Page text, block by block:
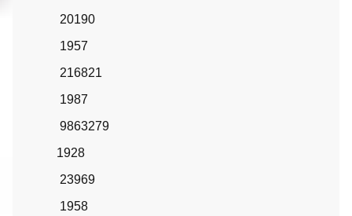
20190
1957
216821
1987
9863279
1928
23969
1958